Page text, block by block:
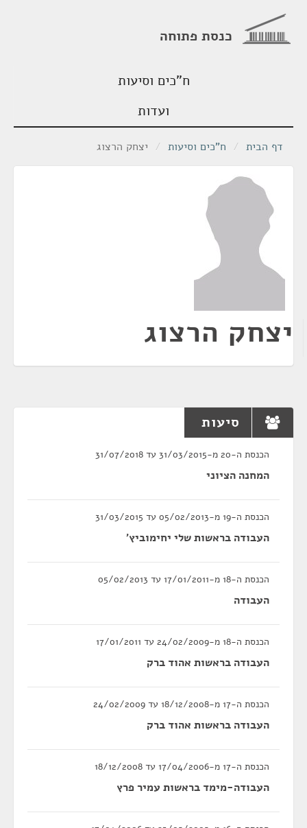
כנסת פתוחה
ח"כים וסיעות
ועדות
דף הבית / ח"כים וסיעות / יצחק הרצוג
יצחק הרצוג
סיעות
הכנסת ה-20 מ-31/03/2015 עד 31/07/2018
המחנה הציוני
הכנסת ה-19 מ-05/02/2013 עד 31/03/2015
העבודה בראשות שלי יחימוביץ'
הכנסת ה-18 מ-17/01/2011 עד 05/02/2013
העבודה
הכנסת ה-18 מ-24/02/2009 עד 17/01/2011
העבודה בראשות אהוד ברק
הכנסת ה-17 מ-18/12/2008 עד 24/02/2009
העבודה בראשות אהוד ברק
הכנסת ה-17 מ-17/04/2006 עד 18/12/2008
העבודה-מימד בראשות עמיר פרץ